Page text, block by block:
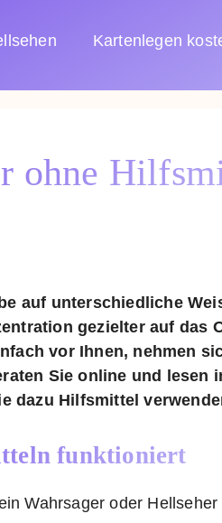
Kartenlegen
ohne
auf unterschiedliche
gezielter auf das
vor Ihnen, nehmen
Sie online und lesen
dazu Hilfsmittel
funktioniert
Wahrsager oder